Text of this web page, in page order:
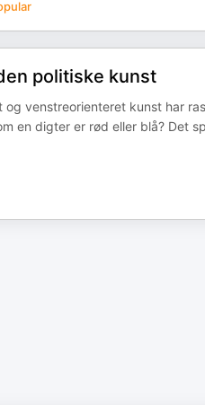
politiske kunst
og venstreorienteret kunst har
en digter er rød eller blå? Det